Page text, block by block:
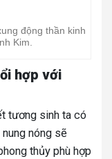
động thần kinh
Kim.
hợp với
tương sinh ta có
nóng sẽ
thủy phù hợp